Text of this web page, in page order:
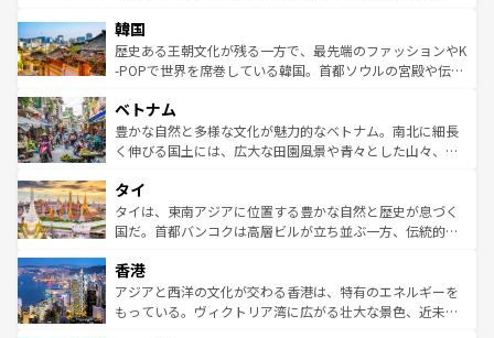
はコンテンツ一覧
いる。アクティビティも充実しており、サーフィンやダイ
ビング、ハイキングなど、アウトドア好きにはたまらな
い。オーストラリアの多彩な魅力を存分に味わいつくそ
参照してほしい。
ン）、静ひつな山岳地帯である台湾東部など、都市の喧騒
と山間の静けさが共存しており、訪れる人に新しい発見と
驚きをもたらしてくれる。また、奥深い台湾の食文化も魅
容にもいいと評判のスイーツなど、バラエティ豊かな料理
が味わえる。 なお、新着の台湾情報は コンテンツ一覧を参
照してほしい。
韓国
歴史ある王朝文化が残る一方で、最先端のファッションやK
-POPで世界を席巻している韓国。首都ソウルの宮殿や伝統
き、地方に足を延ばせば四季折々の自然美を楽しむことが
できる。そして、キムチや焼肉、絶品のストリートフード
まで、さまざまな韓国料理が待っている。夜には、韓国な
リティに包まれながら、韓国の多彩な魅力を心ゆくまで味
わってみてほしい。 なお、新着の韓国情報はコンテンツ一
覧を参照してほしい。
ベトナム
豊かな自然と多様な文化が魅力的なベトナム。南北に細長
く伸びる国土には、広大な田園風景や青々とした山々、世
急速な発展と共に伝統が息づく。ハノイの古い町並みやホ
ーチミン市のフランス統治時代の建物も、独特の雰囲気を
醸し出している。また、バラエティの豊かさとおいしさで
とつ。フォーやバインミー、ベトナムコーヒーなどは、ぜ
ひ現地で味わいたい。どの地域を訪れてもあたたかい人々
が旅行者を迎えてくれるので、きっと忘れられない旅にな
タイ
タイは、東南アジアに位置する豊かな自然と歴史が息づく
国だ。首都バンコクは高層ビルが立ち並ぶ一方、伝統的な
の活気が交差している。北部ではチェンマイなどの山岳地
帯で自然と触れ合い、南部ではプーケットやクラビの美し
いビーチでリゾート気分を楽しむことができる。タイ料理
香港
アジアと西洋の文化が交わる香港は、特有のエネルギーを
もっている。ヴィクトリア湾に広がる壮大な景色、近未来